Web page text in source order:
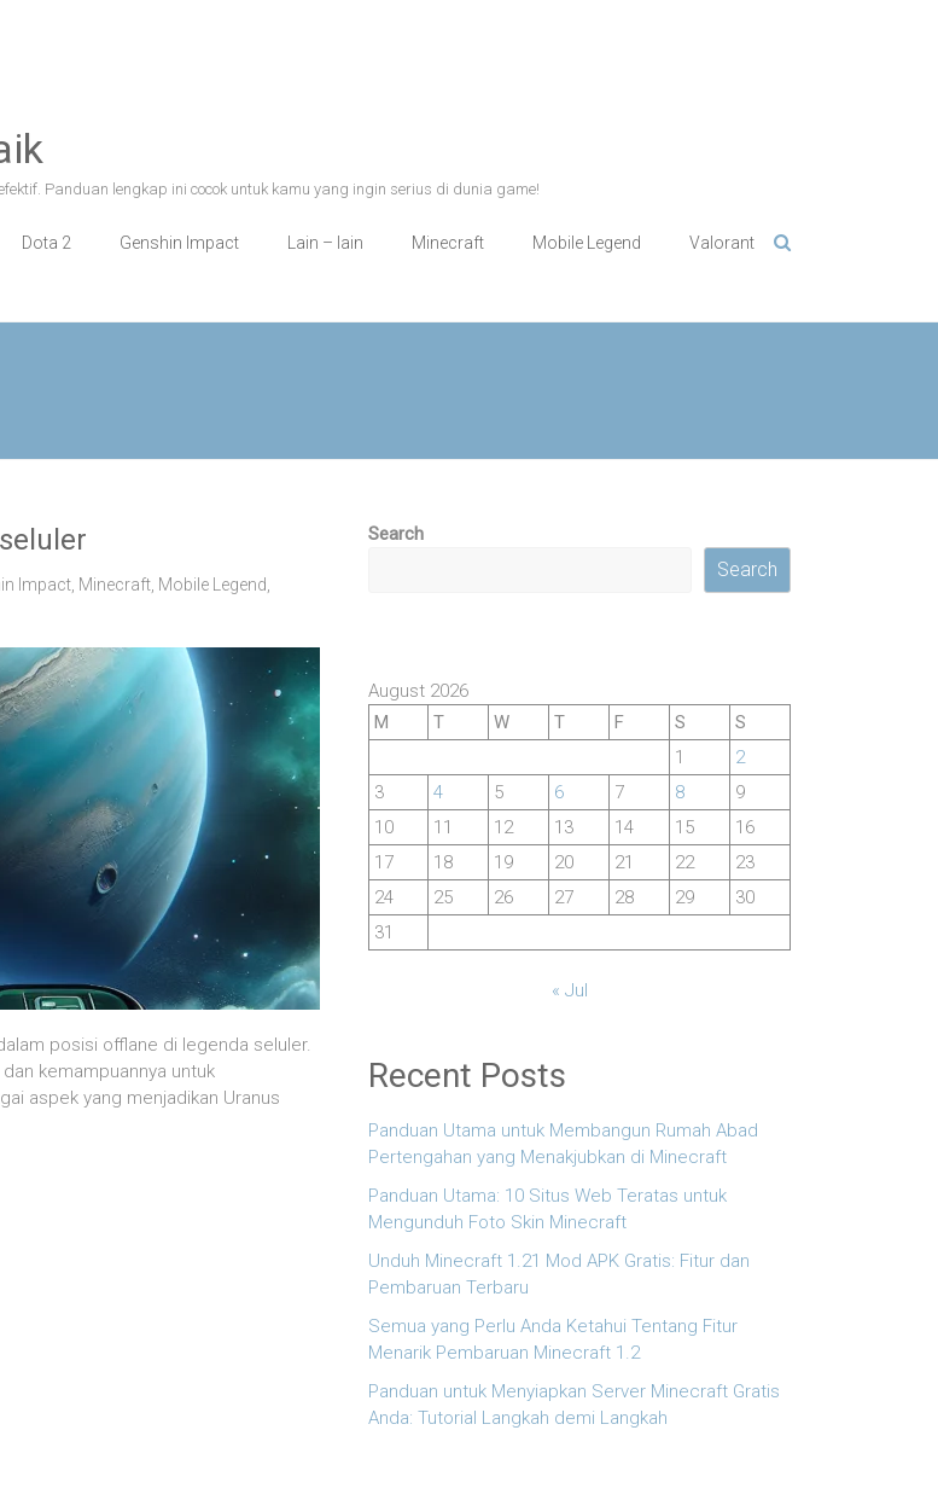
Panduan lengkap ini cocok untuk kamu yang ingin serius di dunia game!
Dota 2 Genshin Impact Lain – lain Minecraft Mobile Legend Valorant
Impact Minecraft Mobile Legend
posisi offlane di legenda seluler.
kemampuannya untuk
aspek yang menjadikan Uranus
Search
Search
August 2026
M
T W T F S
S
1
2
3
4 5 6 7 8
9
10
11 12 13 14 15
16
17
18 19 20 21 22
23
24
25 26 27 28 29
30
31
« Jul
Recent Posts
Panduan Utama untuk Membangun Rumah Abad
Pertengahan yang Menakjubkan di Minecraft
Panduan Utama: 10 Situs Web Teratas untuk
Mengunduh Foto Skin Minecraft
Unduh Minecraft 1.21 Mod APK Gratis: Fitur dan
Pembaruan Terbaru
Semua yang Perlu Anda Ketahui Tentang Fitur
Menarik Pembaruan Minecraft 1.2
Panduan untuk Menyiapkan Server Minecraft Gratis
Anda: Tutorial Langkah demi Langkah